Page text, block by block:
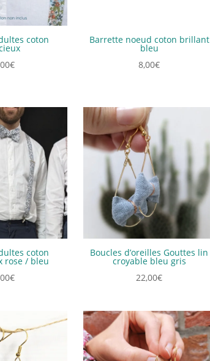
coton
€
Barrette noeud coton brillant
bleu
8,00€
coton
rose / bleu
€
Boucles d’oreilles Gouttes lin
croyable bleu gris
22,00€